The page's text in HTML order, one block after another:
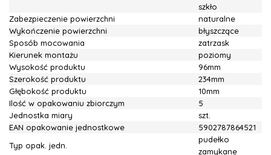
szkło
Zabezpieczenie powierzchni
naturalne
Wykończenie powierzchni
błyszczące
Sposób mocowania
zatrzask
Kierunek montażu
poziomy
Wysokość produktu
96mm
Szerokość produktu
234mm
Głębokość produktu
10mm
Ilość w opakowaniu zbiorczym
5
Jednostka miary
szt.
EAN opakowanie jednostkowe
5902787864521
Typ opak. jedn.
pudełko
zamykane